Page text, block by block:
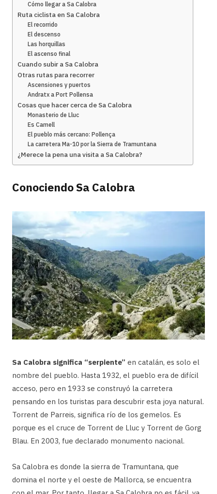
Cómo llegar a Sa Calobra
Ruta ciclista en Sa Calobra
El recorrido
El descenso
Las horquillas
El ascenso final
Cuando subir a Sa Calobra
Otras rutas para recorrer
Ascensiones y puertos
Andratx a Port Pollensa
Cosas que hacer cerca de Sa Calobra
Monasterio de Lluc
Es Camell
El pueblo más cercano: Pollença
La carretera Ma-10 por la Sierra de Tramuntana
¿Merece la pena una visita a Sa Calobra?
Conociendo Sa Calobra
Sa Calobra significa “serpiente” en catalán, es solo el
nombre del pueblo. Hasta 1932, el pueblo era de difícil
acceso, pero en 1933 se construyó la carretera
pensando en los turistas para descubrir esta joya natural.
Torrent de Parreis, significa río de los gemelos. Es
porque es el cruce de Torrent de Lluc y Torrent de Gorg
Blau. En 2003, fue declarado monumento nacional.
Sa Calobra es donde la sierra de Tramuntana, que
domina el norte y el oeste de Mallorca, se encuentra